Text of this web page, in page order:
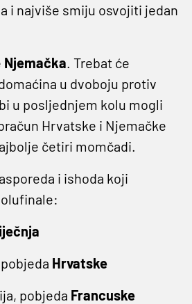
i najviše smiju osvojiti jedan
Njemačka . Trebat će
u dvoboju protiv
u posljednjem kolu mogli
Hrvatske i Njemačke
četiri momčadi.
i ishoda koji
Hrvatske
pobjeda Francuske